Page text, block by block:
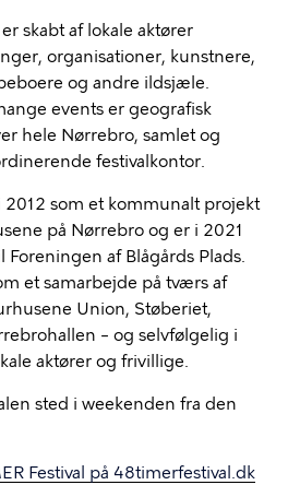
skabt af lokale aktører
organisationer, kunstnere,
og andre ildsjæle.
events er geografisk
hele Nørrebro, samlet og
festivalkontor.
2012 som et kommunalt projekt
på Nørrebro og er i 2021
Foreningen af Blågårds Plads.
et samarbejde på tværs af
Union, Støberiet,
– og selvfølgelig i
aktører og frivillige.
sted i weekenden fra den
Festival på 48timerfestival.dk